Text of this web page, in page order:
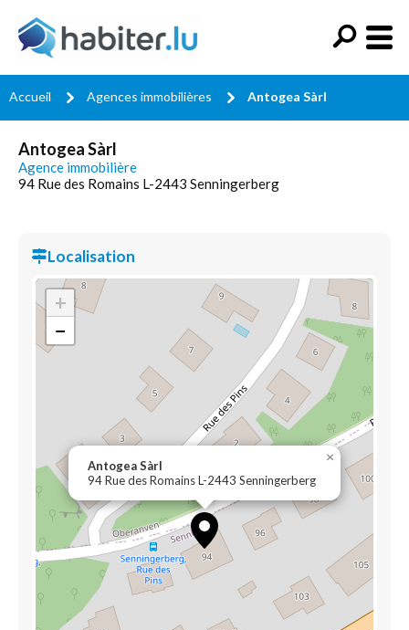
Accueil Agences immobilières Antogea Sàrl
Antogea Sàrl
Agence immobilière
94 Rue des Romains L-2443 Senningerberg
Localisation
Antogea Sàrl
94 Rue des Romains L-2443 Senningerberg
×
+
−